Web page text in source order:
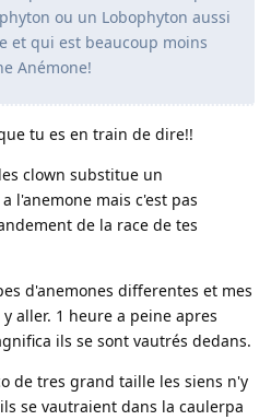
ou un Lobophyton aussi
et qui est beaucoup moins
Anémone!
tu es en train de dire!!
clown substitue un
l'anemone mais c'est pas
de la race de tes
d'anemones differentes et mes
aller. 1 heure a peine apres
ils se sont vautrés dedans.
de tres grand taille les siens n'y
se vautraient dans la caulerpa